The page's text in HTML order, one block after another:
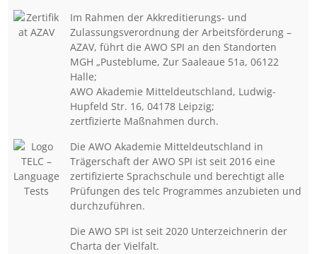
Im Rahmen der Akkreditierungs- und
Zulassungsverordnung der Arbeitsförderung –
AZAV, führt die AWO SPI an den Standorten
MGH „Pusteblume, Zur Saaleaue 51a, 06122
Halle;
AWO Akademie Mitteldeutschland, Ludwig-
Hupfeld Str. 16, 04178 Leipzig;
zertfizierte Maßnahmen durch.
Die AWO Akademie Mitteldeutschland in
Trägerschaft der AWO SPI ist seit 2016 eine
zertifizierte Sprachschule und berechtigt alle
Prüfungen des telc Programmes anzubieten und
durchzuführen.
Die AWO SPI ist seit 2020 Unterzeichnerin der
Charta der Vielfalt.